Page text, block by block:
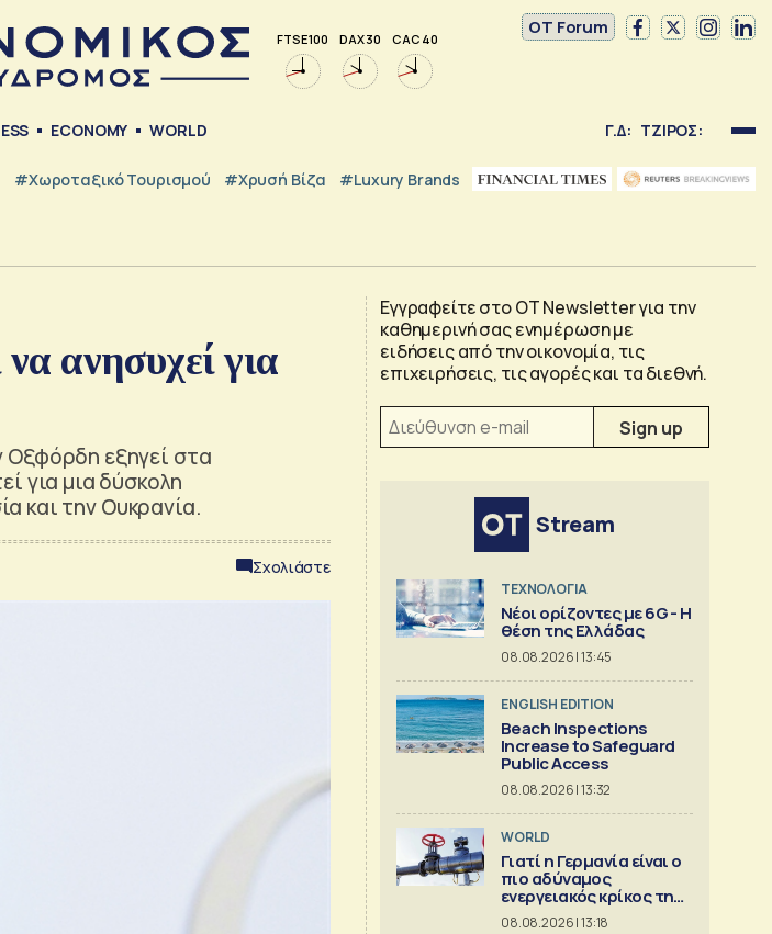
FTSE 100 DAX 30 CAC 40
OT Forum
ECONOMY WORLD Γ.Δ: ΤΖΙΡΟΣ:
#Χωροταξικό Τουρισμού #Χρυσή Βίζα #luxury Brands
ανησυχεί για
Οξφόρδη εξηγεί στα
για μια δύσκολη
και την Ουκρανία.
Σχολιάστε
Εγγραφείτε στο OT Newsletter για την
καθημερινή σας ενημέρωση με
ειδήσεις από την οικονομία, τις
επιχειρήσεις, τις αγορές και τα διεθνή.
Stream
ΤΕΧΝΟΛΟΓΙΑ
Νέοι ορίζοντες με 6G - Η
θέση της Ελλάδας
08.08.2026 | 13:45
ENGLISH EDITION
Beach Inspections
Increase to Safeguard
Public Access
08.08.2026 | 13:32
WORLD
Γιατί η Γερμανία είναι ο
πιο αδύναμος
ενεργειακός κρίκος της
Ευρώπης
08.08.2026 | 13:18